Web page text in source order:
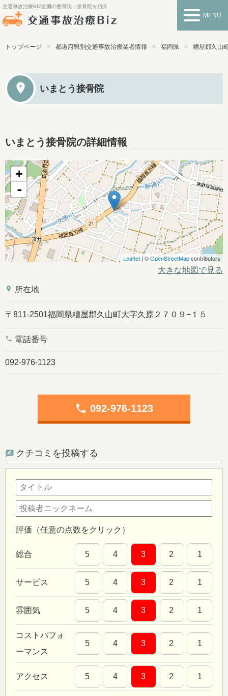
交通事故治療BIZ全国の整骨院・接骨院を紹介
MENU
トップページ 都道府県別交通事故治療業者情報 福岡県 糟屋郡久山
いまとう接骨院
いまとう接骨院の詳細情報
+
-
Leaflet| ©OpenStreetMapcontributors
大きな地図で見る
place 所在地
〒811-2501福岡県糟屋郡久山町大字久原２７０９−１５
phone 電話番号
092-976-1123
phone 092-976-1123
クチコミを投稿する
評価（任意の点数をクリック）
総合 5 4 3 2 1
サービス 5 4 3 2 1
雰囲気 5 4 3 2 1
コストパフォ
ーマンス
5 4 3 2 1
アクセス 5 4 3 2 1